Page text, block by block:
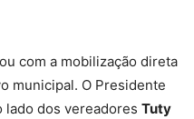
com a mobilização direta
municipal. O Presidente
lado dos vereadores Tuty